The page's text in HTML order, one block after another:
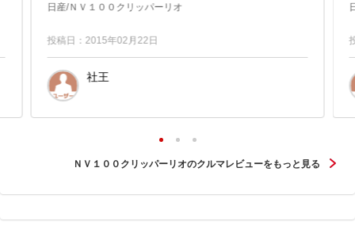
日産/ＮＶ１００クリッパーリオ
投稿日：2015年02月22日
社王
ＮＶ１００クリッパーリオのクルマレビューをもっと見る